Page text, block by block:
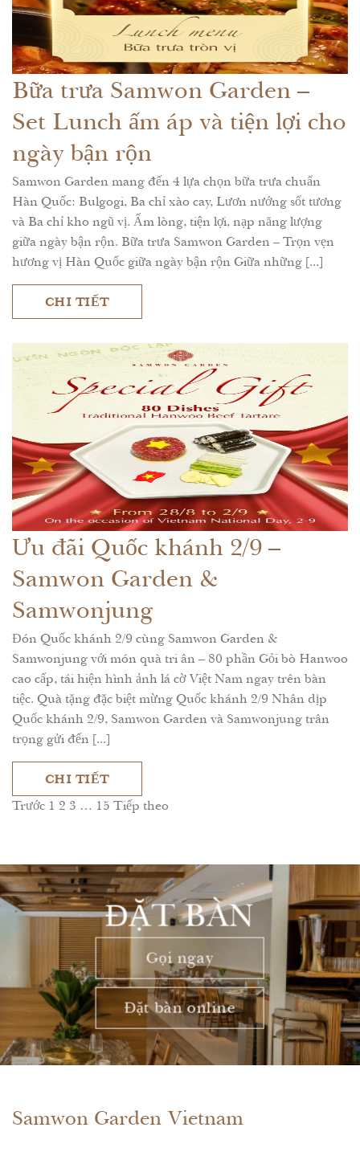
Bữa trưa Samwon Garden –
Set Lunch ấm áp và tiện lợi cho
ngày bận rộn
Samwon Garden mang đến 4 lựa chọn bữa trưa chuẩn
Hàn Quốc: Bulgogi, Ba chỉ xào cay, Lươn nướng sốt tương
và Ba chỉ kho ngũ vị. Ấm lòng, tiện lợi, nạp năng lượng
giữa ngày bận rộn. Bữa trưa Samwon Garden – Trọn vẹn
hương vị Hàn Quốc giữa ngày bận rộn Giữa những [...]
CHI TIẾT
Ưu đãi Quốc khánh 2/9 –
Samwon Garden &
Samwonjung
Đón Quốc khánh 2/9 cùng Samwon Garden &
Samwonjung với món quà tri ân – 80 phần Gỏi bò Hanwoo
cao cấp, tái hiện hình ảnh lá cờ Việt Nam ngay trên bàn
tiệc. Quà tặng đặc biệt mừng Quốc khánh 2/9 Nhân dịp
Quốc khánh 2/9, Samwon Garden và Samwonjung trân
trọng gửi đến [...]
CHI TIẾT
Phân
viết
Trước 1 2 3 … 15 Tiếp theo
ĐẶT BÀN
Gọi ngay
Đặt bàn online
Samwon Garden Vietnam